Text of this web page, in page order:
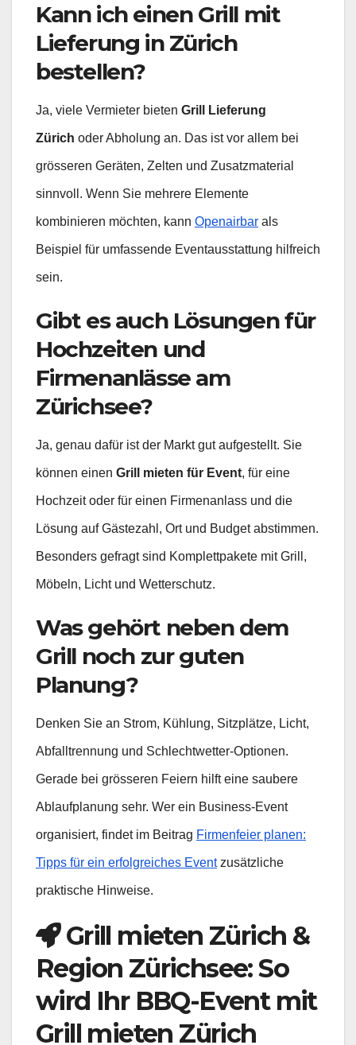
Kann ich einen Grill mit
Lieferung in Zürich
bestellen?
Ja, viele Vermieter bieten Grill Lieferung
Zürich oder Abholung an. Das ist vor allem bei
grösseren Geräten, Zelten und Zusatzmaterial
sinnvoll. Wenn Sie mehrere Elemente
kombinieren möchten, kann Openairbar als
Beispiel für umfassende Eventausstattung hilfreich
sein.
Gibt es auch Lösungen für
Hochzeiten und
Firmenanlässe am
Zürichsee?
Ja, genau dafür ist der Markt gut aufgestellt. Sie
können einen Grill mieten für Event, für eine
Hochzeit oder für einen Firmenanlass und die
Lösung auf Gästezahl, Ort und Budget abstimmen.
Besonders gefragt sind Komplettpakete mit Grill,
Möbeln, Licht und Wetterschutz.
Was gehört neben dem
Grill noch zur guten
Planung?
Denken Sie an Strom, Kühlung, Sitzplätze, Licht,
Abfalltrennung und Schlechtwetter-Optionen.
Gerade bei grösseren Feiern hilft eine saubere
Ablaufplanung sehr. Wer ein Business-Event
organisiert, findet im Beitrag Firmenfeier planen:
Tipps für ein erfolgreiches Eventzusätzliche
praktische Hinweise.
Grill mieten Zürich &
Region Zürichsee: So
wird Ihr BBQ-Event mit
Grill mieten Zürich